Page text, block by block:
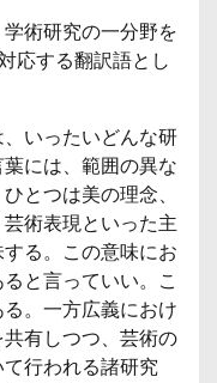
術研究の一分野を
応する翻訳語とし
いったいどんな研
には、範囲の異な
とつは美の理念、
術表現といった主
る。この意味にお
と言っていい。こ
。一方広義におけ
有しつつ、芸術の
行われる諸研究